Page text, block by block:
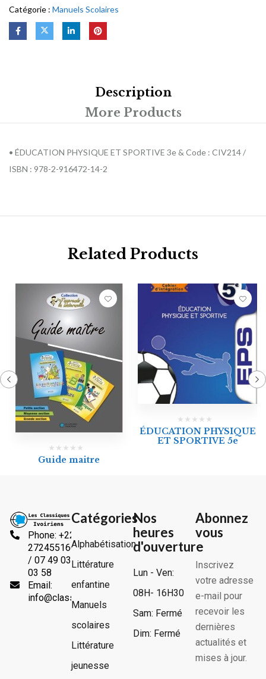
Catégorie : Manuels Scolaires
Description
More Products
• ÉDUCATION PHYSIQUE ET SPORTIVE 3e & Code : CIV214 /
ISBN : 978-2-916472-14-2
Related Products
Guide maitre
ÉDUCATION PHYSIQUE
ET SPORTIVE 5e
Phone: +225
2724551666
/ 07 49 03
03 58
Email:
info@classiquesivoiriens.com
Catégories
Alphabétisation
Littérature
enfantine
Manuels
scolaires
Littérature
jeunesse
Nos
heures
d'ouverture
Lun - Ven:
08H- 16H30
Sam: Fermé
Dim: Fermé
Abonnez
vous
Inscrivez
votre adresse
e-mail pour
recevoir les
dernières
actualités et
mises à jour.